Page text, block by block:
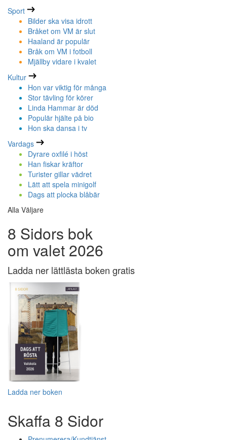
Sport
Bilder ska visa idrott
Bråket om VM är slut
Haaland är populär
Bråk om VM i fotboll
Mjällby vidare i kvalet
Kultur
Hon var viktig för många
Stor tävling för körer
Linda Hammar är död
Populär hjälte på bio
Hon ska dansa i tv
Vardags
Dyrare oxfilé i höst
Han fiskar kräftor
Turister gillar vädret
Lätt att spela minigolf
Dags att plocka blåbär
Alla Väljare
8 Sidors bok
om valet 2026
Ladda ner lättlästa boken gratis
Ladda ner boken
Skaffa 8 Sidor